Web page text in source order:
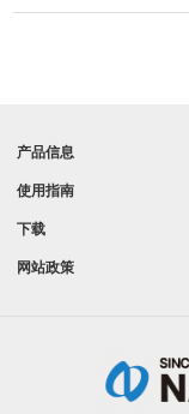
产品信息
使用指南
下载
网站政策